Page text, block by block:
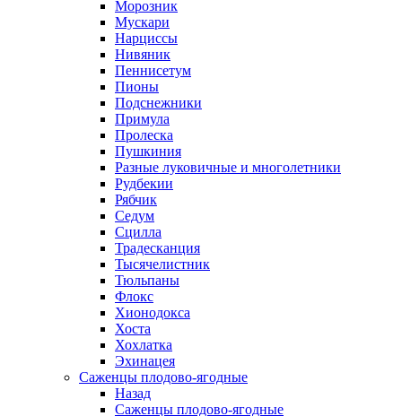
Морозник
Мускари
Нарциссы
Нивяник
Пеннисетум
Пионы
Подснежники
Примула
Пролеска
Пушкиния
Разные луковичные и многолетники
Рудбекии
Рябчик
Седум
Сцилла
Традесканция
Тысячелистник
Тюльпаны
Флокс
Хионодокса
Хоста
Хохлатка
Эхинацея
Саженцы плодово-ягодные
Назад
Саженцы плодово-ягодные